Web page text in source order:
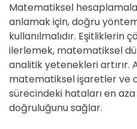
Matematiksel
anlamak için, doğru
kullanılmalıdır. Eşitliklerin
ilerlemek, matematiksel
analitik yetenekleri artırır.
matematiksel işaretler ve
sürecindeki hataları en
doğruluğunu sağlar.